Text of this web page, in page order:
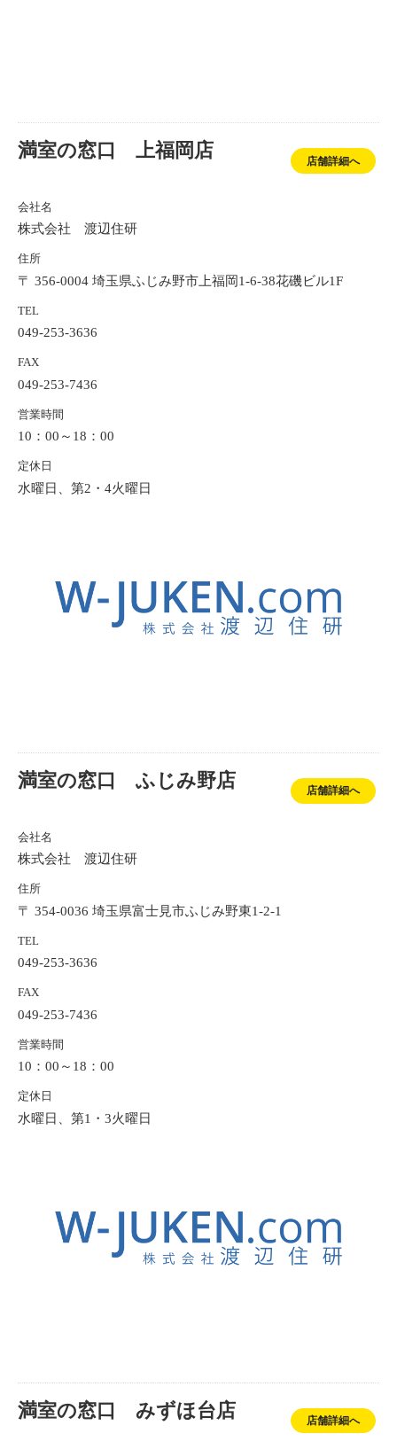
満室の窓口 上福岡店 店舗詳細へ
会社名
株式会社 渡辺住研
住所
〒 356-0004 埼玉県ふじみ野市上福岡1-6-38花磯ビル1F
TEL
049-253-3636
FAX
049-253-7436
営業時間
10：00～18：00
定休日
水曜日、第2・4火曜日
満室の窓口 ふじみ野店 店舗詳細へ
会社名
株式会社 渡辺住研
住所
〒 354-0036 埼玉県富士見市ふじみ野東1-2-1
TEL
049-253-3636
FAX
049-253-7436
営業時間
10：00～18：00
定休日
水曜日、第1・3火曜日
満室の窓口 みずほ台店 店舗詳細へ